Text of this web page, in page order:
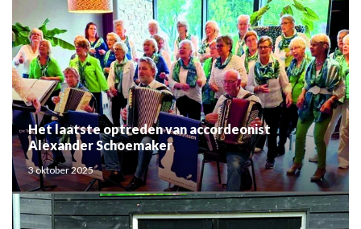
Het laatste optreden van accordeonist
Alexander Schoemaker
3 oktober 2025